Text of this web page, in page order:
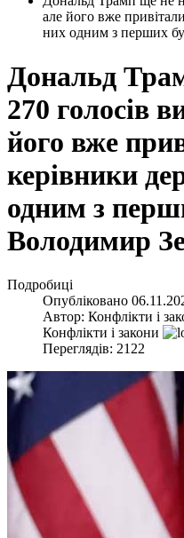
але його вже
них одним з перших
Дональд
270 голосів
його вже
керівники
одним з
Володимир
Подробиці
Опубліковано
Автор: Конфлікти і
Конфлікти і закони
Переглядів: 2122